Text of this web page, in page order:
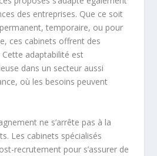
des entreprises. Que ce soit
temporaire, ou pour
ces cabinets offrent des
adaptabilité est
dans un secteur aussi
où les besoins peuvent
ne s’arrête pas à la
Les cabinets spécialisés
recrutement pour s’assurer de